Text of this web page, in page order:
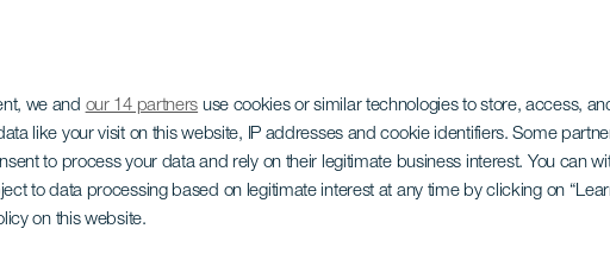
we and our 14 partners use cookies or similar technologies to store, access,
like your visit on this website, IP addresses and cookie identifiers. Some
to process your data and rely on their legitimate business interest. You can
to data processing based on legitimate interest at any time by clicking on
on this website.
Canarias No